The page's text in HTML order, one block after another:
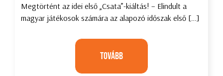
Megtörtént az idei első „Csata”-kiáltás! – Elindult a
magyar játékosok számára az alapozó időszak első […]
Tovább